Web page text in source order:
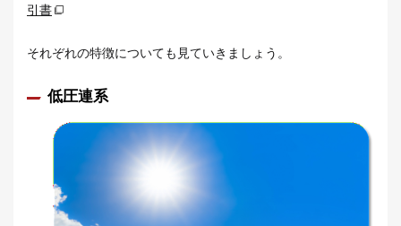
引書
それぞれの特徴についても見ていきましょう。
低圧連系